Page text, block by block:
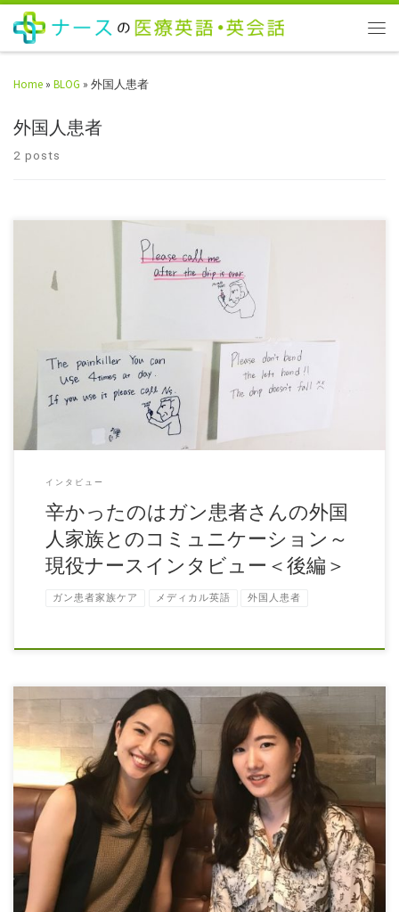
Home » BLOG » 外国人患者
外国人患者
2 posts
数年前、入院時に看護師さんが病室用に描いてくれた絵 都内有名病院
にお勤めの大橋さんと佐野さんに外国人患者さんのお世話をした経験
をお話していだきました。 ⇒外国人 […]
インタビュー
辛かったのはガン患者さんの外国
人家族とのコミュニケーション～
現役ナースインタビュー＜後編＞
ガン患者家族ケア メディカル英語 外国人患者
それぞれ別の都内有名病院にお勤めの大橋さんと佐野さん ナースの本
音「外国人患者さんの看護現場でリアルに思うこと」 都内のいわゆる
大病院に勤務するお二人の20代看 […]